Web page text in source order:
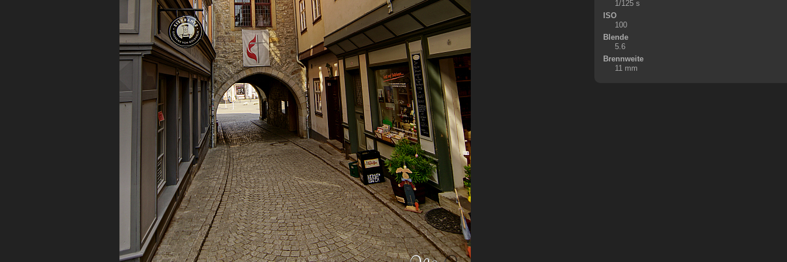
1/125 s
ISO
100
Blende
5.6
Brennweite
11 mm